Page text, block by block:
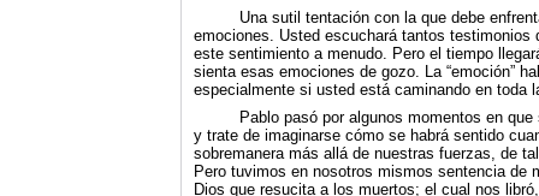
Una sutil tentación con la que debe
emociones. Usted escuchará tantos
este sentimiento a menudo. Pero el tiempo
sienta esas emociones de gozo. La “emoción”
especialmente si usted está caminando en toda
Pablo pasó por algunos momentos en
y trate de imaginarse cómo se habrá sentido
sobremanera más allá de nuestras fuerzas, de
Pero tuvimos en no­sotros mismos sentencia de
Dios que resucita a los muertos; el cual nos